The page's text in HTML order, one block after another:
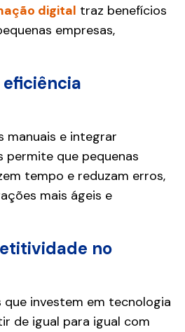
digital traz benefícios
empresas,
e integrar
que pequenas
tempo e reduzam erros,
mais ágeis e
no
que investem em tecnologia
de igual para igual com